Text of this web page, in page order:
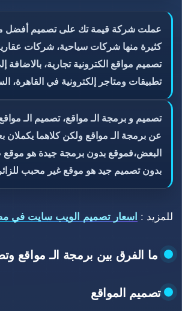
عملت شركة قيمة تك على تصميم أفضل
كثيرة منها شركات سياحية، شركات
تصميم مواقع الكترونية تجارية،
تطبيقات ومتاجر إلكترونية في القاهرة،
تصميم و برمجة الـ مواقع، تصميم الـ
عن برمجة الـ مواقع ولكن كلاهما يكملان
البعض،فموقع بدون برمجة جيدة هو
بدون تصميم جيد هو موقع غير محبب
للمزيد : اسعار تصميم الويب سايت في
ما الفرق بين برمجة الـ مواقع
تصميم المواقع